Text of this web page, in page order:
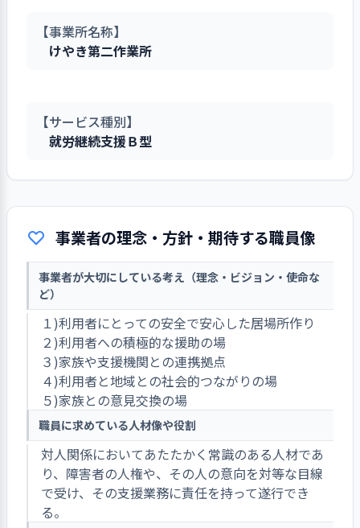
【事業所名称】
けやき第二作業所
【サービス種別】
就労継続支援Ｂ型
事業者の理念・方針・期待する職員像
事業者が大切にしている考え（理念・ビジョン・使命な
ど）
１)利用者にとっての安全で安心した居場所作り
２)利用者への積極的な援助の場
３)家族や支援機関との連携拠点
４)利用者と地域との社会的つながりの場
５)家族との意見交換の場
職員に求めている人材像や役割
対人関係においてあたたかく常識のある人材であ
り、障害者の人権や、その人の意向を対等な目線
で受け、その支援業務に責任を持って遂行でき
る。